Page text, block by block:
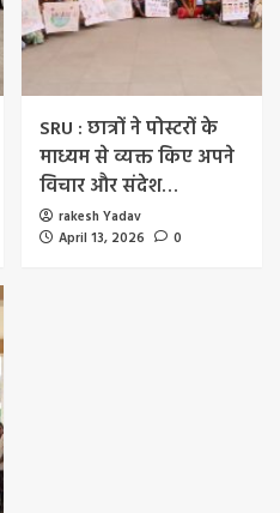
SRU : छात्रों ने पोस्टरों के
माध्यम से व्यक्त किए अपने
विचार और संदेश…
rakesh Yadav
April 13, 2026
0